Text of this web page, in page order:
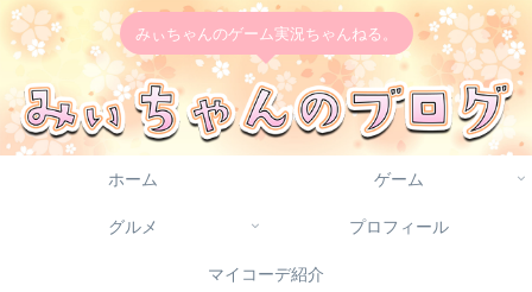
みぃちゃんのゲーム実況ちゃんねる。
ホーム ゲーム
グルメ プロフィール
マイコーデ紹介